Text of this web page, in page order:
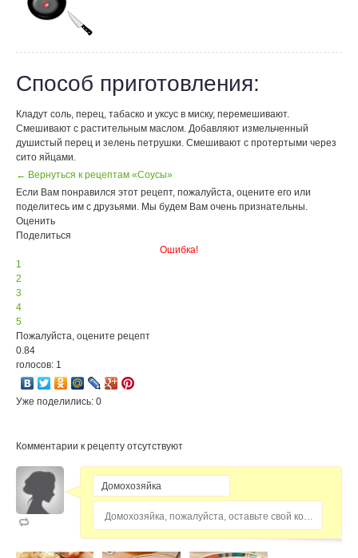
Способ приготовления:
Кладут соль, перец, табаско и уксус в миску, перемешивают.
Смешивают с растительным маслом. Добавляют измельченный
душистый перец и зелень петрушки. Смешивают с протертыми через
сито яйцами.
← Вернуться к рецептам «Соусы»
Если Вам понравился этот рецепт, пожалуйста, оцените его или
поделитесь им с друзьями. Мы будем Вам очень признательны.
Оценить
Поделиться
Ошибка!
1
2
3
4
5
Пожалуйста, оцените рецепт
0.84
голосов: 1
Уже поделились: 0
Комментарии к рецепту отсутствуют
Домохозяйка, пожалуйста, оставьте свой комментарий...